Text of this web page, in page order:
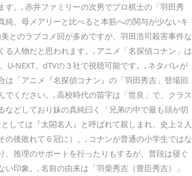
す。, 赤井ファミリーの次男でプロ棋士の「羽田秀
純、母メアリーと比べると本筋への関与が少ないキ
とのラブコメ回が多めですが、羽田浩司殺害事件な
る人物だと思われます。, アニメ「名探偵コナン」は
U-NEXT、dTVの３社で視聴可能です。, ネタバレが
は「アニメ『名探偵コナン』の「羽田秀吉」登場回
でください。, 高校時代の苗字は「世良」で、クラス
などしており妹の真純曰く「兄弟の中で最も頭が切
しては『太閤名人』と呼ばれて親しまれ、史上２人
の後敗れて６冠に）。, コナンが普通の小学生ではな
、推理のサポートを行ったりもするが、普段は寝ぐ
い印象。, 名前の由来は「羽柴秀吉（豊臣秀吉）」